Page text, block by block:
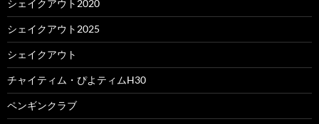
シェイクアウト2020
シェイクアウト2025
シェイクアウト
チャイティム・ぴよティムH30
ペンギンクラブ